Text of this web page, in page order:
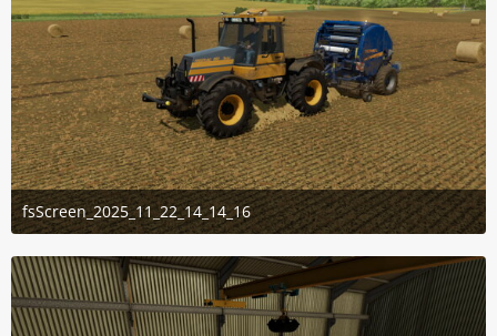
fsScreen_2025_11_22_14_14_16
22. November 2025 um 17:29
3